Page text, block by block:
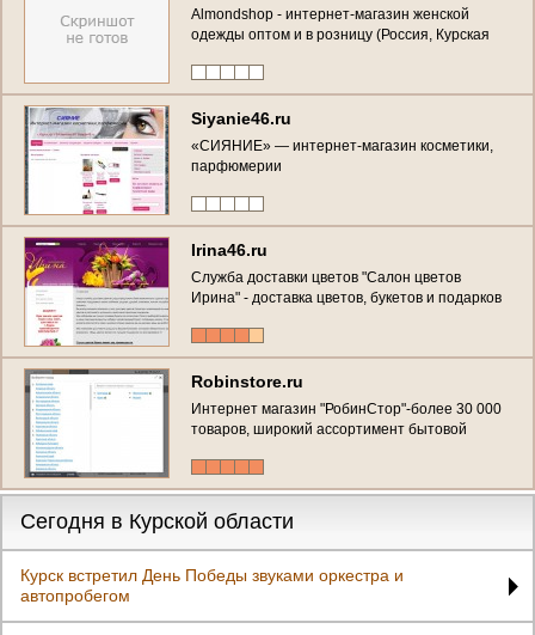
Almondshop - интернет-магазин женской
одежды оптом и в розницу (Россия, Курская
Siyanie46.ru
«СИЯНИЕ» — интернет-магазин косметики,
парфюмерии
Irina46.ru
Служба доставки цветов "Салон цветов
Ирина" - доставка цветов, букетов и подарков
Robinstore.ru
Интернет магазин "РобинСтор"-более 30 000
товаров, широкий ассортимент бытовой
товары для детей, мебель, товары для спорта
и отдыха. (Россия, Курская область, Курск)
Сегодня в Курской области
Курск встретил День Победы звуками оркестра и
автопробегом